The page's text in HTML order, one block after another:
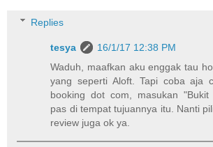
Replies
tesya
16/1/17 12:38 PM
Waduh, maafkan aku enggak tau
yang seperti Aloft. Tapi coba aja
booking dot com, masukan "Bukit
pas di tempat tujuannya itu. Nanti
review juga ok ya.